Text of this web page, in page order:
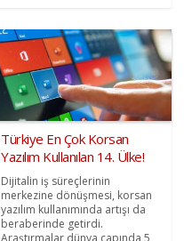
Türkiye En Çok Korsan
Yazılım Kullanılan 14. Ülke!
Dijitalin iş süreçlerinin
merkezine dönüşmesi, korsan
yazılım kullanımında artışı da
beraberinde getirdi.
Araştırmalar dünya çapında 5